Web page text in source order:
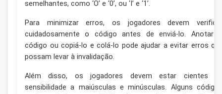
semelhantes, como ‘O’ e ‘0’, ou ‘I’ e ‘1’.
Para minimizar erros, os jogadores devem
cuidadosamente o código antes de enviá-lo. Anotar
código ou copiá-lo e colá-lo pode ajudar a evitar erros
possam levar à invalidação.
Além disso, os jogadores devem estar cientes
sensibilidade a maiúsculas e minúsculas. Alguns